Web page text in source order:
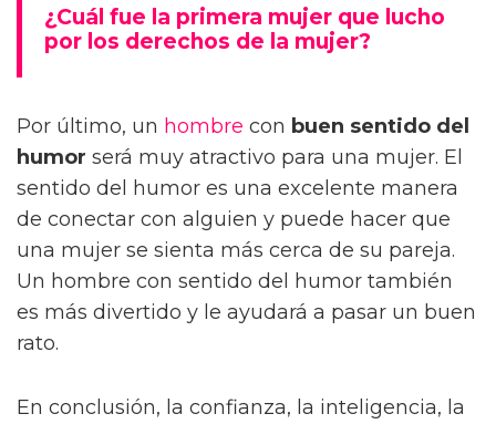
¿Cuál fue la primera mujer que lucho
por los derechos de la mujer?
Por último, un hombre con buen sentido del
humor será muy atractivo para una mujer. El
sentido del humor es una excelente manera
de conectar con alguien y puede hacer que
una mujer se sienta más cerca de su pareja.
Un hombre con sentido del humor también
es más divertido y le ayudará a pasar un buen
rato.
En conclusión, la confianza, la inteligencia, la